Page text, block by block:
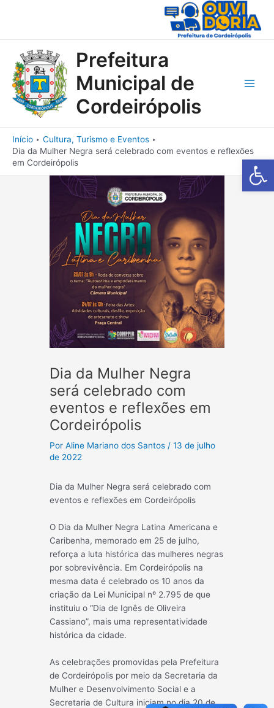
Barra de
Prefeitura
Municipal de
Cordeirópolis
Início
Cultura, Turismo e Eventos
Dia da Mulher Negra será celebrado com eventos e reflexões
em Cordeirópolis
Dia da Mulher Negra
será celebrado com
eventos e reflexões em
Cordeirópolis
PorAline Mariano dos Santos /13 de julho
de 2022
Dia da Mulher Negra será celebrado com
eventos e reflexões em Cordeirópolis
O Dia da Mulher Negra Latina Americana e
Caribenha, memorado em 25 de julho,
reforça a luta histórica das mulheres negras
por sobrevivência. Em Cordeirópolis na
mesma data é celebrado os 10 anos da
criação da Lei Municipal nº 2.795 de que
instituiu o “Dia de Ignês de Oliveira
Cassiano”, mais uma representatividade
histórica da cidade.
As celebrações promovidas pela Prefeitura
de Cordeirópolis por meio da Secretaria da
Mulher e Desenvolvimento Social e a
Secretaria de Cultura iniciam no dia 20 de